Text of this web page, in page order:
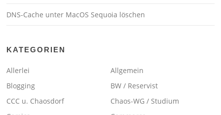
DNS-Cache unter MacOS Sequoia löschen
KATEGORIEN
Allerlei
Allgemein
Blogging
BW / Reservist
CCC u. Chaosdorf
Chaos-WG / Studium